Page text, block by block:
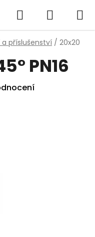
Hledat
KOŠÍK
příslušenství / 20x20
PN16